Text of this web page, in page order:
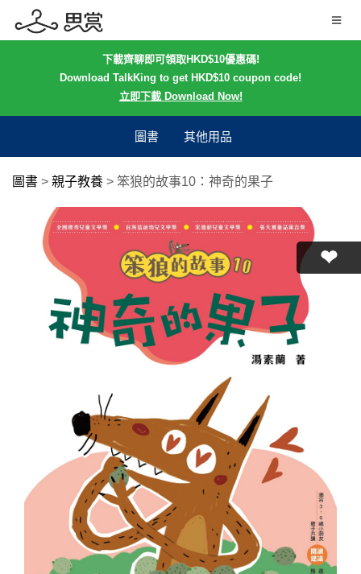
下載齊聊即可領取HKD$10優惠碼!
Download TalkKing to get HKD$10 coupon code!
立即下載 Download Now!
圖書 其他用品
圖書 > 親子教養 > 笨狼的故事10：神奇的果子